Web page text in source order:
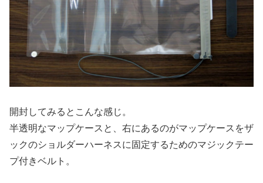
開封してみるとこんな感じ。
半透明なマップケースと、右にあるのがマップケースをザ
ックのショルダーハーネスに固定するためのマジックテー
プ付きベルト。